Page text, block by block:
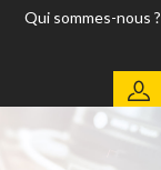
Qui sommes-nous ?